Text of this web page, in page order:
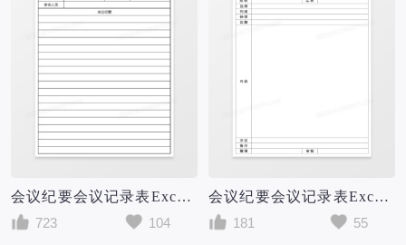
会议纪要会议记录表Excel表格模板
723
104
会议纪要会议记录表Excel表格模板
181
55